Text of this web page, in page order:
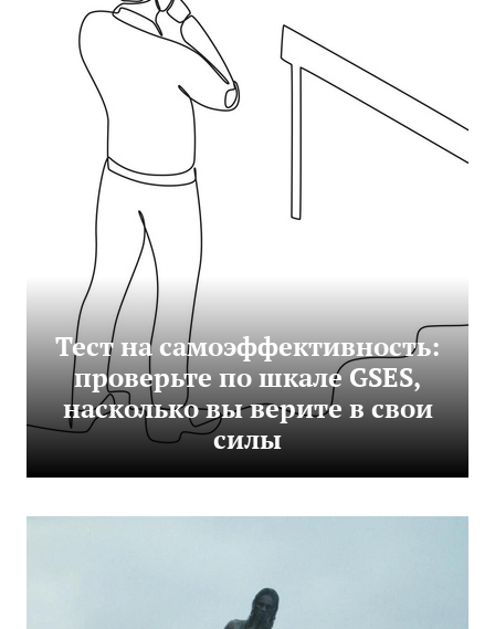
Тест на самоэффективность:
проверьте по шкале GSES,
насколько вы верите в свои
силы